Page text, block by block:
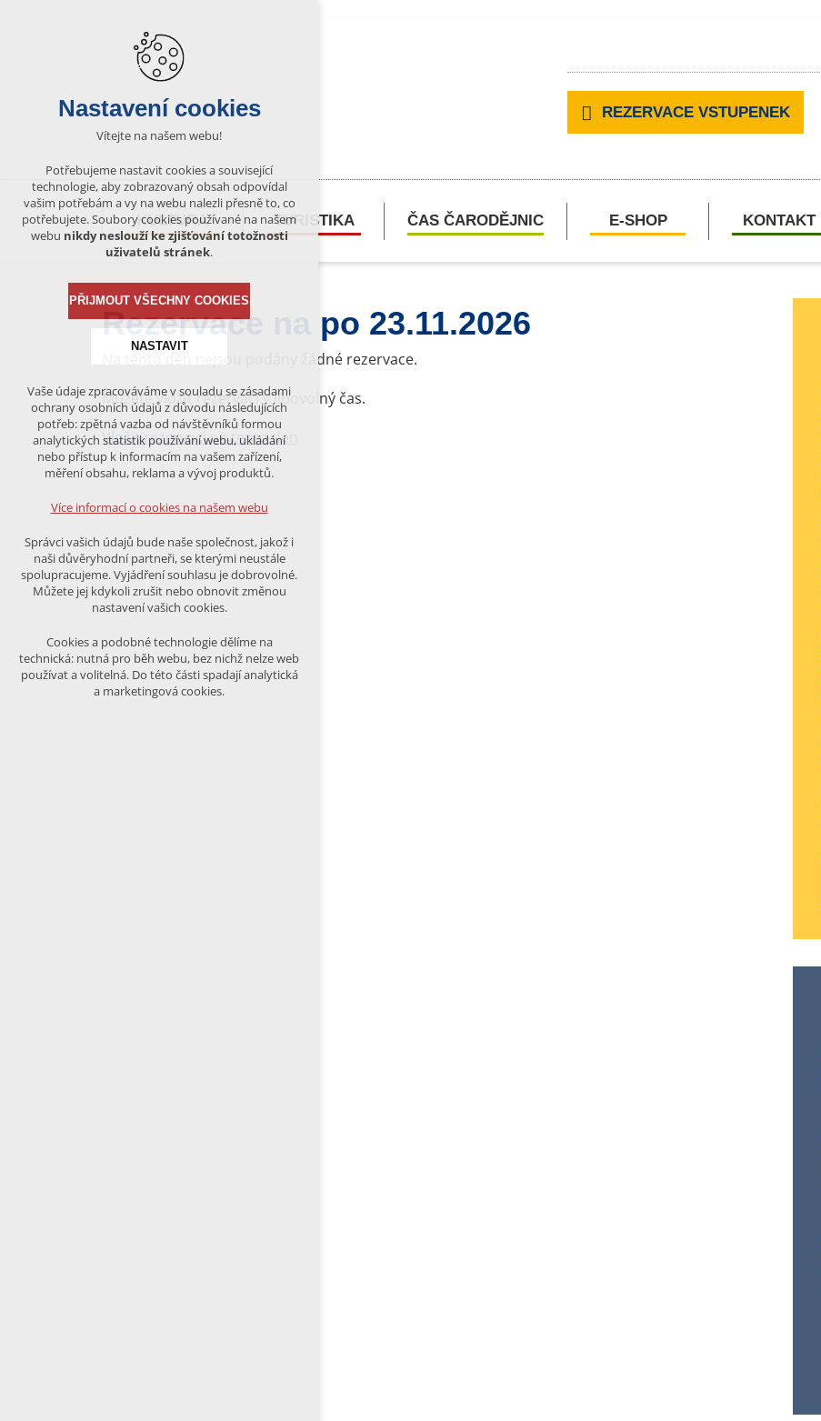
REZERVACE VSTUPENEK
KULTURA TURISTIKA ČAS ČARODĚJNIC E-SHOP KONTAKT
Rezervace na po 23.11.2026
Na tento den nejsou podány žádné rezervace.
Můžete vložit rezervaci v libovolný čas.
Vložit rezervaci na tento den
Nastavení cookies
Vítejte na našem webu!
Potřebujeme nastavit cookies a související
technologie, aby zobrazovaný obsah odpovídal
vašim potřebám a vy na webu nalezli přesně to, co
potřebujete. Soubory cookies používané na našem
webu nikdy neslouží ke zjišťování totožnosti
uživatelů stránek.
PŘIJMOUT VŠECHNY COOKIES
NASTAVIT
Technická cookies
nutná pro provozování webu
udržení kontextu stránek (session):
případná přihlášení, volby jazyka, apod.
analytická pro anonymizované
vyhodnocení návštěvnosti
marketingová cookies (Google)
Více informací o cookies na našem webu
ODMÍTNOUT VŠE
Vaše údaje zpracováváme v souladu se zásadami
ochrany osobních údajů z důvodu následujících
potřeb: zpětná vazba od návštěvníků formou
analytických statistik používání webu, ukládání
nebo přístup k informacím na vašem zařízení,
měření obsahu, reklama a vývoj produktů.
Více informací o cookies na našem webu
Správci vašich údajů bude naše společnost, jakož i
naši důvěryhodní partneři, se kterými neustále
spolupracujeme. Vyjádření souhlasu je dobrovolné.
Můžete jej kdykoli zrušit nebo obnovit změnou
nastavení vašich cookies.
Cookies a podobné technologie dělíme na
technická: nutná pro běh webu, bez nichž nelze web
používat a volitelná. Do této části spadají analytická
a marketingová cookies.